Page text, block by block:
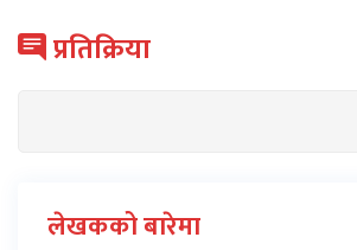
प्रतिक्रिया
लेखकको बारेमा